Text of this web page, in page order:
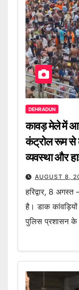
DEHRADUN
कावड़ मेले में
कंट्रोल रूम से
व्यवस्था और
AUGUST 8,
हरिद्वार, 8
है। डाक
पुलिस प्रशासन के